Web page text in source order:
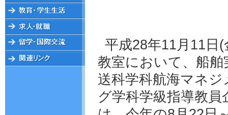
平成28年11月11日
教室において、船
送科学科航海マネ
グ学科学級指導教